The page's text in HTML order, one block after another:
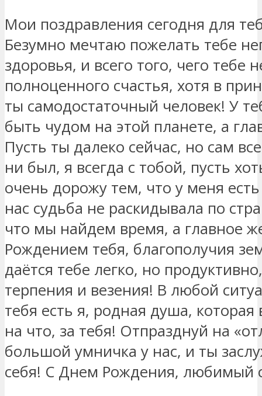
Мои поздравления сегодня для
Безумно мечтаю пожелать тебе
здоровья, и всего того, чего тебе
полноценного счастья, хотя в
ты самодостаточный человек! У
быть чудом на этой планете, а
Пусть ты далеко сейчас, но сам
ни был, я всегда с тобой, пусть
очень дорожу тем, что у меня
нас судьба не раскидывала по
что мы найдем время, а главное
Рождением тебя, благополучия
даётся тебе легко, но
терпения и везения! В любой
тебя есть я, родная душа, которая
на что, за тебя! Отпразднуй на
большой умничка у нас, и ты
себя! С Днем Рождения, любимый